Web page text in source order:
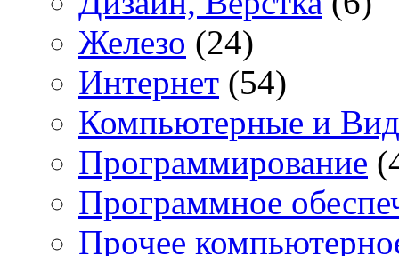
Железо (24)
Интернет (54)
Компьютерные и
Программирование
Программное
Прочее